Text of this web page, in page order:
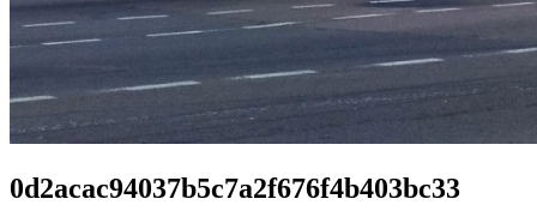
0d2acac94037b5c7a2f676f4b403bc33